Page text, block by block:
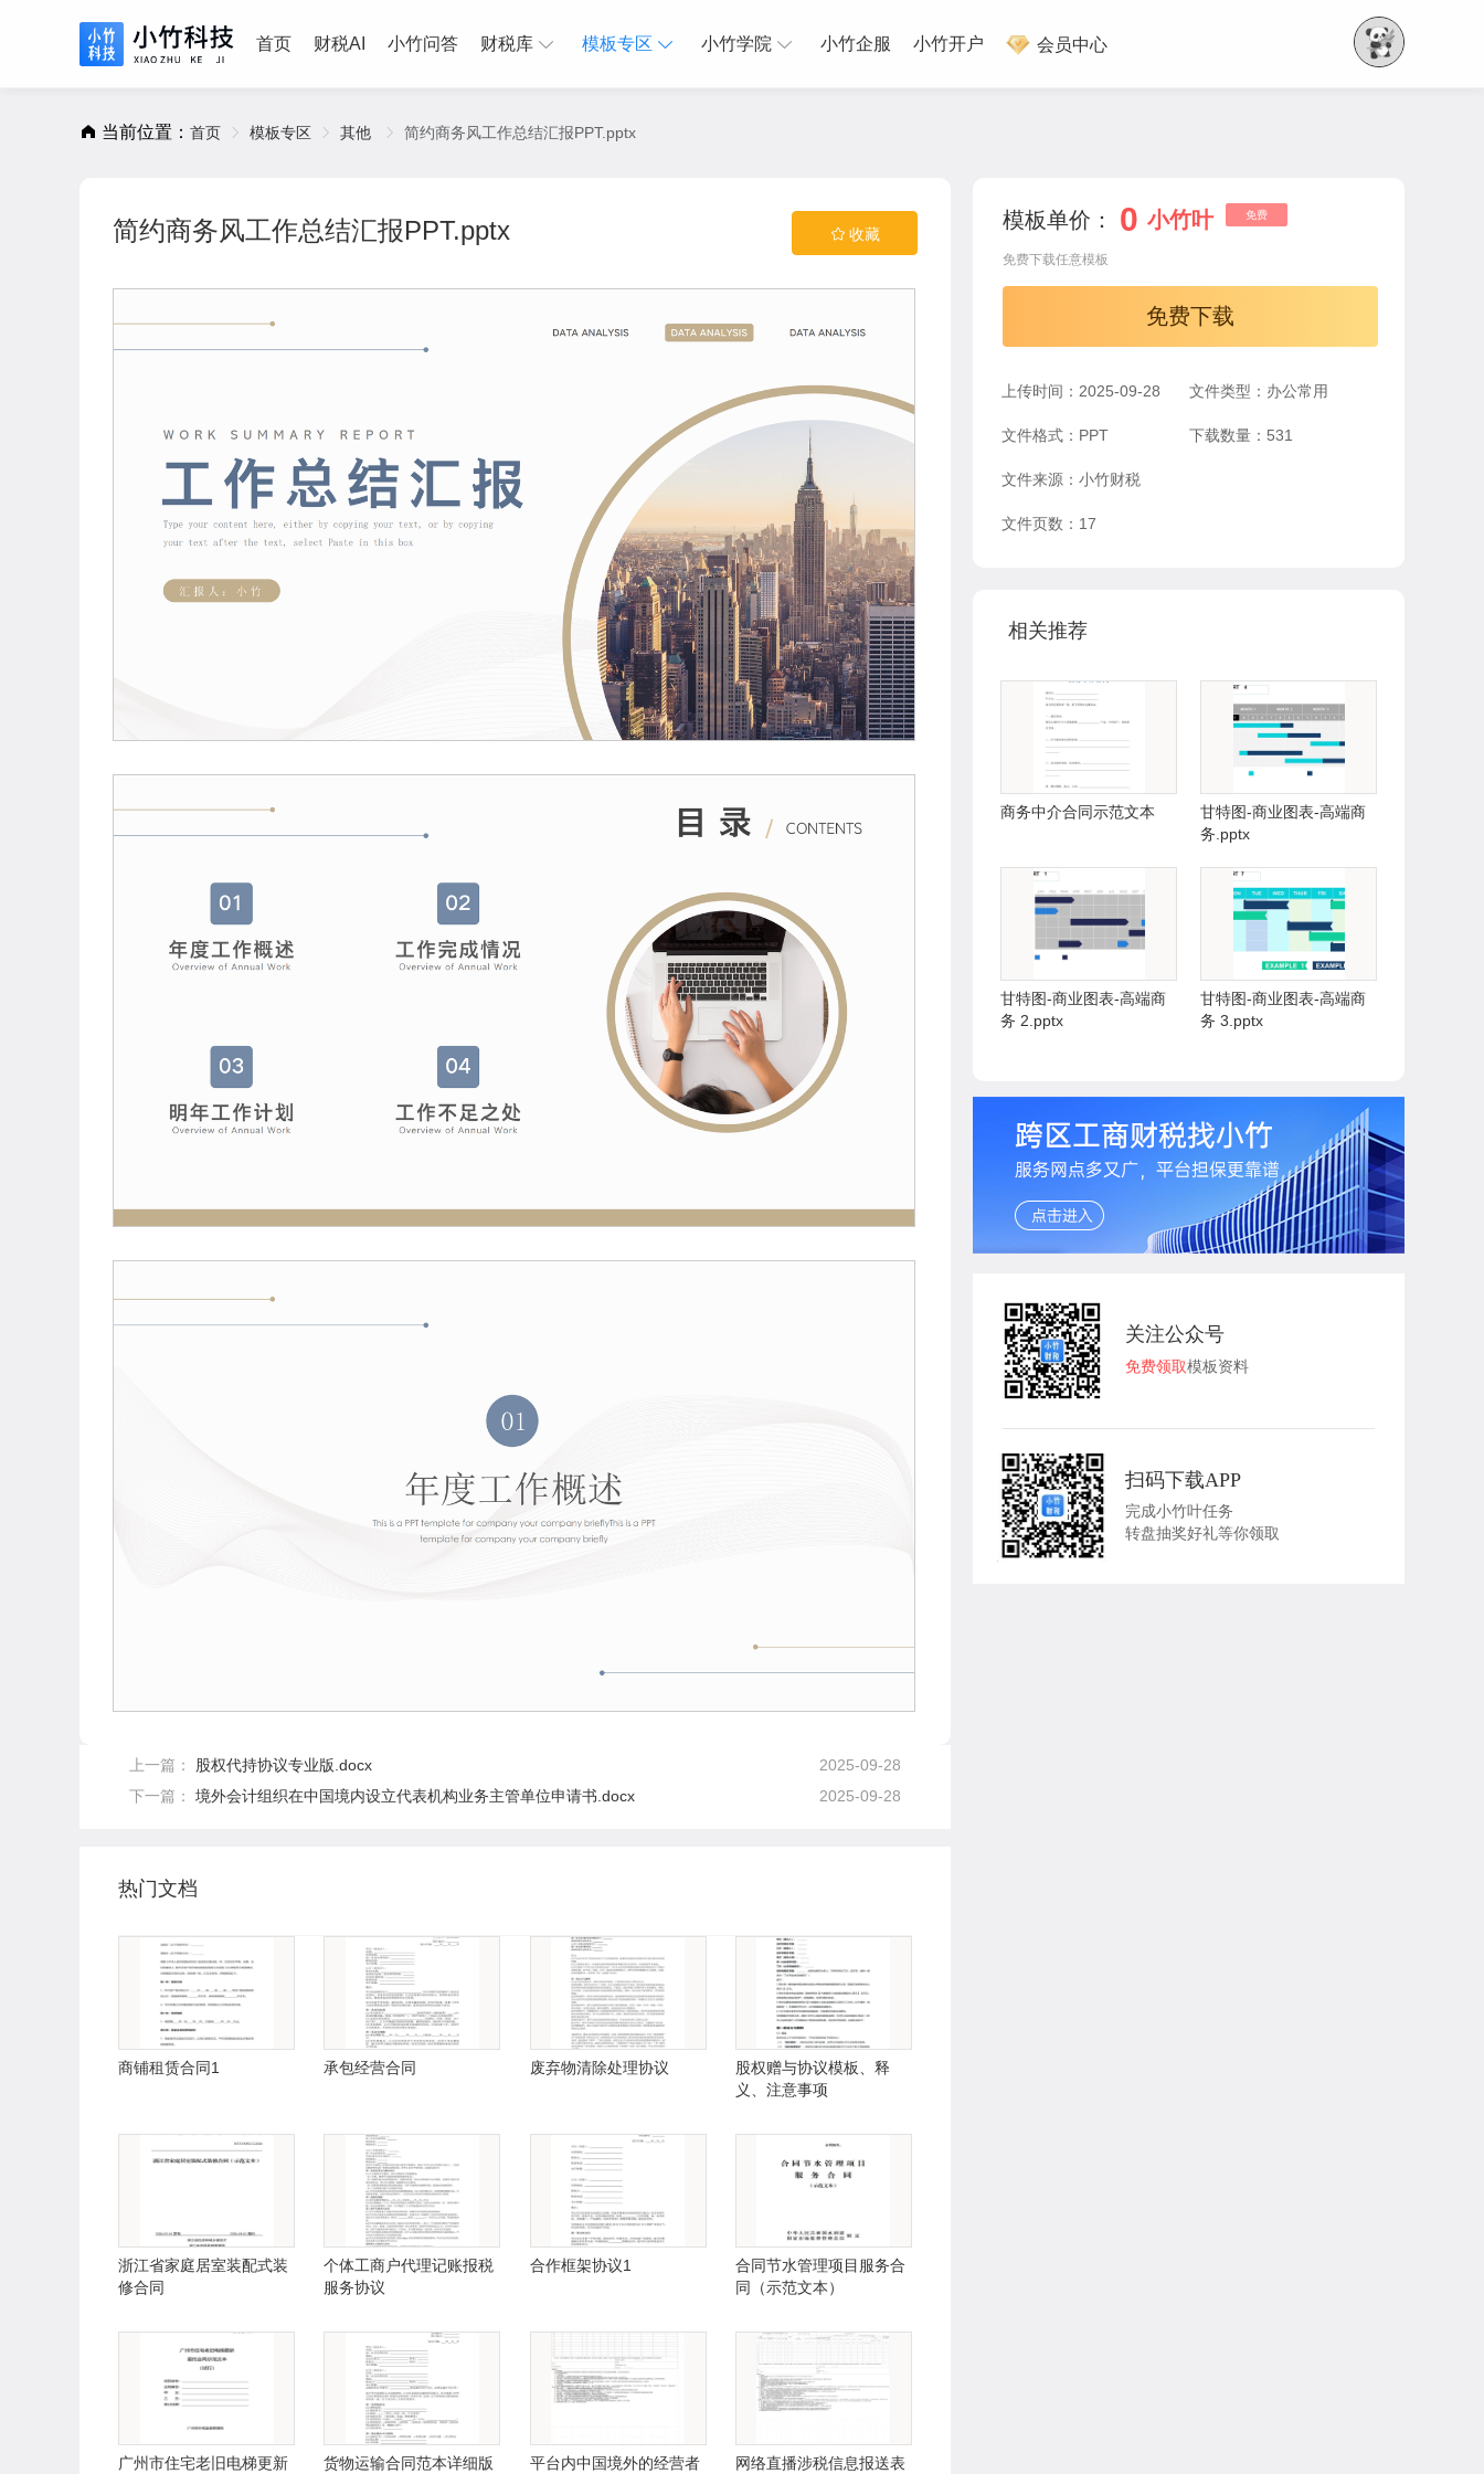
首页 财税AI 小竹问答 财税库 模板专区 小竹学院 小竹企服 小竹开户 会员中心
当前位置： 首页 模板专区 其他 简约商务风工作总结汇报PPT.pptx
简约商务风工作总结汇报PPT.pptx 收藏
上一篇： 股权代持协议专业版.docx
2025-09-28
下一篇： 境外会计组织在中国境内设立代表机构业务主管单位申请书.docx 2025-09-28
热门文档
商铺租赁合同1 承包经营合同 废弃物清除处理协议
股权赠与协议模板、释
义、注意事项
浙江省家庭居室装配式装
修合同
个体工商户代理记账报税
服务协议
合作框架协议1
合同节水管理项目服务合
同（示范文本）
广州市住宅老旧电梯更新 货物运输合同范本详细版 平台内中国境外的经营者 网络直播涉税信息报送表
模板单价： 0 小竹叶 免费
免费下载任意模板
免费下载
上传时间：2025-09-28 文件类型：办公常用
文件格式：PPT 下载数量：531
文件来源：小竹财税
文件页数：17
相关推荐
商务中介合同示范文本
甘特图-商业图表-高端商
务.pptx
甘特图-商业图表-高端商
务 2.pptx
甘特图-商业图表-高端商
务 3.pptx
关注公众号
免费领取模板资料
扫码下载APP
完成小竹叶任务
转盘抽奖好礼等你领取